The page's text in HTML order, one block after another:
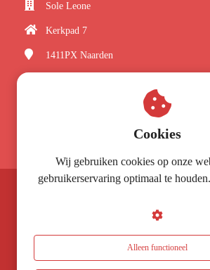
Sole Leone
Kerkpad 7
1411PX Naarden
KvK nummer: 32100444
Alegemene Voorwaarden
Cookies
Wij gebruiken cookies op onze
gebruikerservaring optimaal te houden.
Alleen functioneel